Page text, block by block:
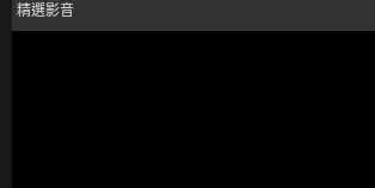
精選影音